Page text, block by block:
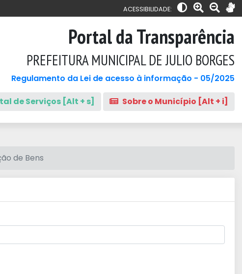
ACESSIBILIDADE:
Portal da Transparência
PREFEITURA MUNICIPAL DE JULIO BORGES
Regulamento da Lei de acesso à informação - 05/2025
de Serviços [Alt + s] Sobre o Município [Alt + i]
de Bens